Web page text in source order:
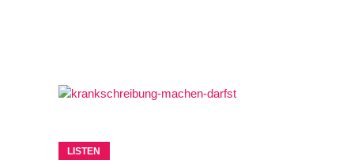
LISTEN